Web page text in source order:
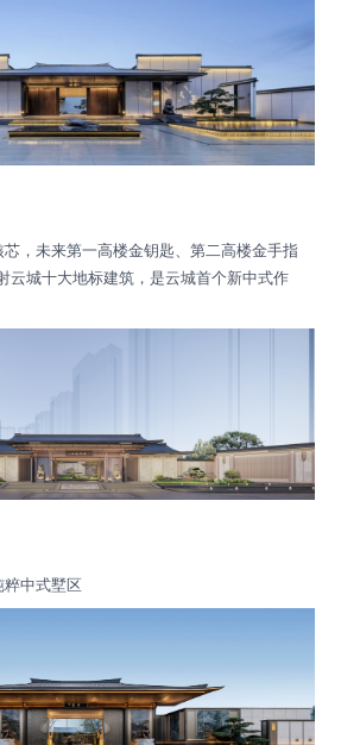
，未来第一高楼金钥匙、第二高楼金手指
云城十大地标建筑，是云城首个新中式作
中式墅区